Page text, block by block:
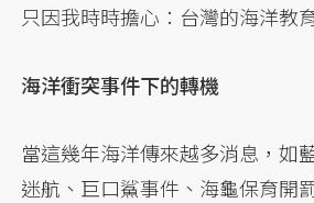
只因我時時擔心：台灣的海洋教
海洋衝突事件下的轉機
當這幾年海洋傳來越多消息，如
迷航、巨口鯊事件、海龜保育開